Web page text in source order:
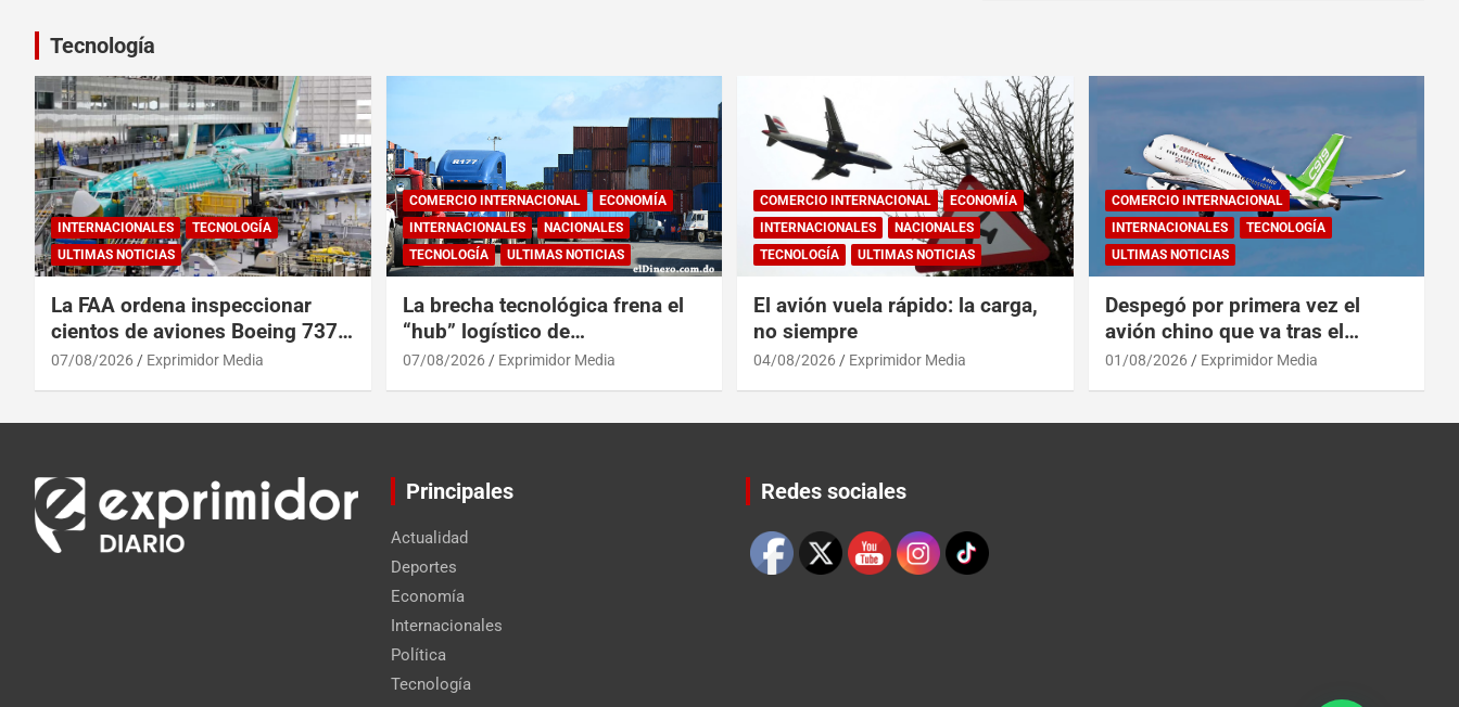
Tecnología
INTERNACIONALES
TECNOLOGÍA
ULTIMAS NOTICIAS
La FAA ordena inspeccionar
cientos de aviones Boeing 737
Max por posibles grietas
07/08/2026 Exprimidor Media
COMERCIO INTERNACIONAL
ECONOMÍA
INTERNACIONALES
NACIONALES
TECNOLOGÍA
ULTIMAS NOTICIAS
La brecha tecnológica frena el
“hub” logístico de
Centroamérica y RD
07/08/2026 Exprimidor Media
COMERCIO INTERNACIONAL
ECONOMÍA
INTERNACIONALES
NACIONALES
TECNOLOGÍA
ULTIMAS NOTICIAS
El avión vuela rápido: la carga,
no siempre
04/08/2026 Exprimidor Media
COMERCIO INTERNACIONAL
INTERNACIONALES
TECNOLOGÍA
ULTIMAS NOTICIAS
Despegó por primera vez el
avión chino que va tras el
reinado del A319 en el Tíbet
01/08/2026 Exprimidor Media
Principales
Actualidad
Deportes
Economía
Internacionales
Política
Tecnología
Redes sociales
Set Youtube Channel ID